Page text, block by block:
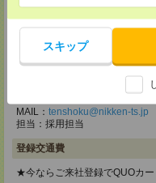
スキップ
TEL：0120-453-285
MAIL：tenshoku@nikken-ts.jp
メディカルケア事業部 横浜
神奈川県横浜市保土ケ谷区神
MAIL： tenshoku@nikken-ts.jp
担当：採用担当
登録交通費
★今ならご来社登録でQUOカ